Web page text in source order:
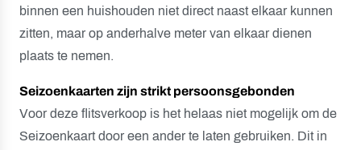
binnen een huishouden niet direct naast elkaar kunnen
zitten, maar op anderhalve meter van elkaar dienen
plaats te nemen.
Seizoenkaarten zijn strikt persoonsgebonden
Voor deze flitsverkoop is het helaas niet mogelijk om de
Seizoenkaart door een ander te laten gebruiken. Dit in